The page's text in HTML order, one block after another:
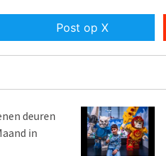
Post op X
deuren
in